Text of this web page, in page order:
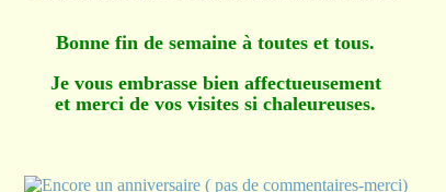
Bonne fin de semaine à toutes et tous.
Je vous embrasse bien affectueusement
et merci de vos visites si chaleureuses.